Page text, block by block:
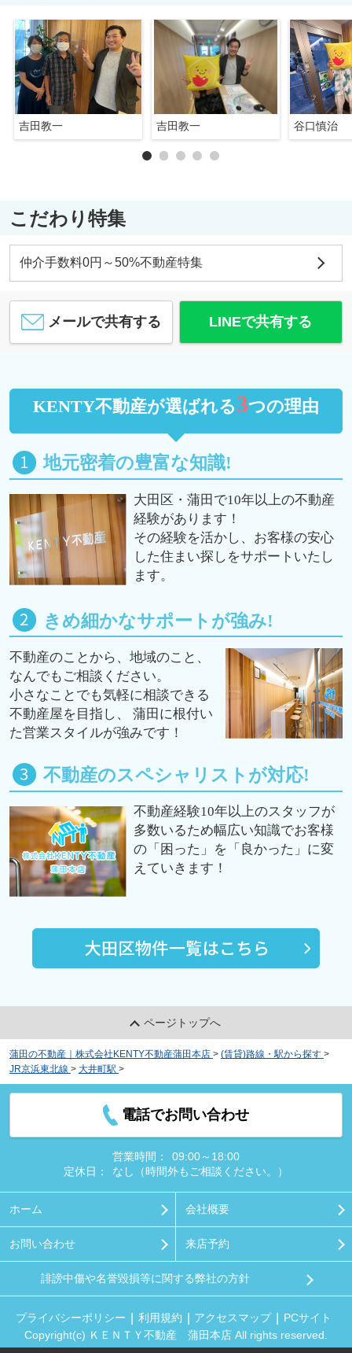
吉田教一 吉田教一 谷口慎治
こだわり特集
仲介手数料0円～50%不動産特集
メールで共有する LINEで共有する
KENTY不動産が選ばれる3つの理由
地元密着の豊富な知識!
大田区・蒲田で10年以上の不動産
経験があります！
その経験を活かし、お客様の安心
した住まい探しをサポートいたし
ます。
きめ細かなサポートが強み!
不動産のことから、地域のこと、
なんでもご相談ください。
小さなことでも気軽に相談できる
不動産屋を目指し、 蒲田に根付い
た営業スタイルが強みです！
不動産のスペシャリストが対応!
不動産経験10年以上のスタッフが
多数いるため幅広い知識でお客様
の「困った」を「良かった」に変
えていきます！
ページトップへ
蒲田の不動産｜株式会社KENTY不動産蒲田本店 > (賃貸)路線・駅から探す >
JR京浜東北線 > 大井町駅 >
電話でお問い合わせ
営業時間：
09:00～18:00
定休日：
なし（時間外もご相談ください。）
ホーム 会社概要
お問い合わせ 来店予約
誹謗中傷や名誉毀損等に関する弊社の方針
プライバシーポリシー 利用規約 アクセスマップ
PCサイト
Copyright(c) ＫＥＮＴＹ不動産 蒲田本店 All rights reserved.